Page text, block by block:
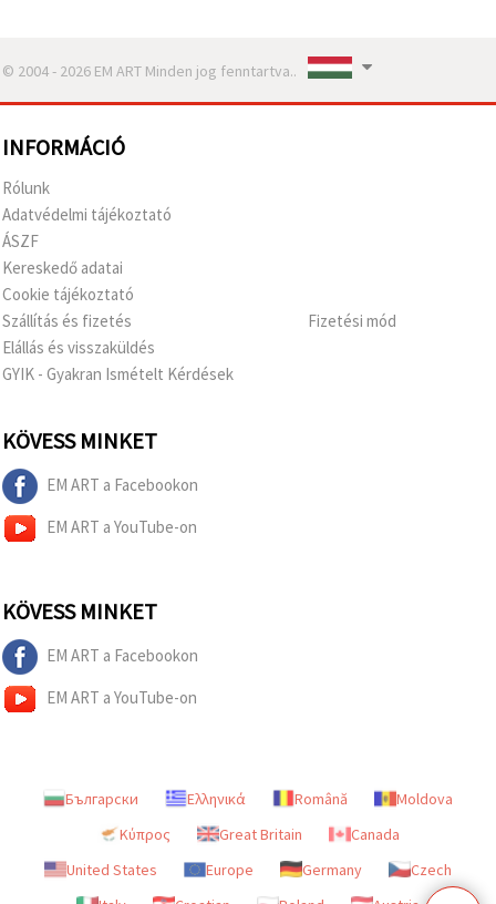
© 2004 - 2026 EM ART Minden jog fenntartva..
INFORMÁCIÓ
Rólunk
Adatvédelmi tájékoztató
ÁSZF
Kereskedő adatai
Cookie tájékoztató
Szállítás és fizetés
Elállás és visszaküldés
GYIK - Gyakran Ismételt Kérdések
Fizetési mód
KÖVESS MINKET
EM ART a Facebookon
EM ART a YouTube-on
KÖVESS MINKET
EM ART a Facebookon
EM ART a YouTube-on
Български Ελληνικά Română
Moldova
Κύπρος
Great Britain
Canada
United States
Europe Germany
Czech